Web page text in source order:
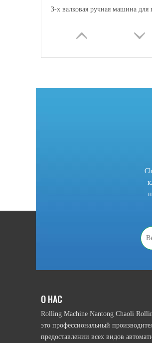
О НАС
Rolling Machine Nantong Chaoli
это профессиональный
предоставлении всех видов